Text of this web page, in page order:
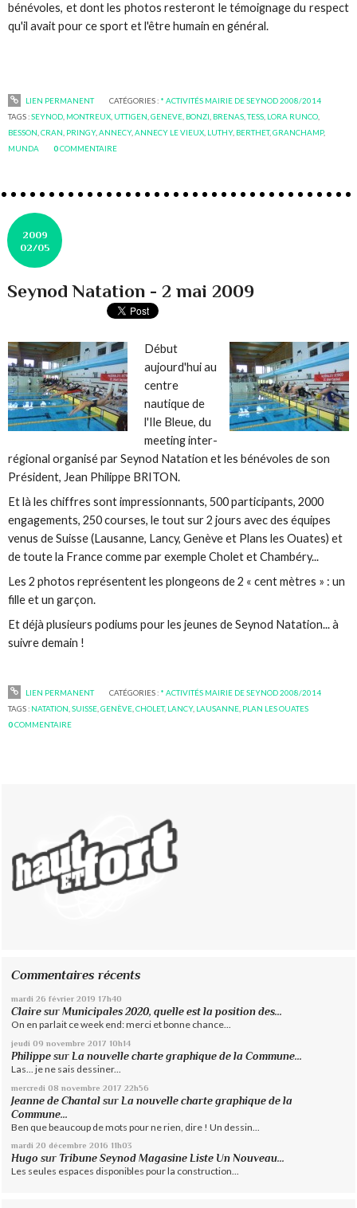
Commentaires récents
mardi 26 février 2019 17h40
Claire surMunicipales 2020, quelle est la position des...
On en parlait ce week end: merci et bonne chance...
jeudi 09 novembre 2017 10h14
Philippe sur La nouvelle charte graphique de la Commune...
Las... je ne sais dessiner...
mercredi 08 novembre 2017 22h56
Jeanne de Chantal sur La nouvelle charte graphique de la
Commune...
Ben que beaucoup de mots pour ne rien, dire ! Un dessin...
mardi 20 décembre 2016 11h03
Hugo surTribune Seynod Magasine Liste Un Nouveau...
Les seules espaces disponibles pour la construction...
bénévoles, et dont les photos resteront le témoignage du respect
qu'il avait pour ce sport et l'être humain en général.
LIEN PERMANENT CATÉGORIES : * ACTIVITÉS MAIRIE DE SEYNOD 2008/2014
TAGS :SEYNOD MONTREUX UTTIGEN ,GENEVE BONZI BRENAS ,TESS LORA RUNCO
BESSON ,CRAN PRINGY,ANNECY,ANNECY LE VIEUX LUTHY, BERTHET,GRANCHAMP,
MUNDA
0COMMENTAIRE
2009
02/05
Seynod Natation - 2 mai 2009
Début
aujourd'hui au
centre
nautique de
l'Ile Bleue, du
meeting inter-
régional organisé par Seynod Natation et les bénévoles de son
Président, Jean Philippe BRITON.
Et là les chiffres sont impressionnants, 500 participants, 2000
engagements, 250 courses, le tout sur 2 jours avec des équipes
venus de Suisse (Lausanne, Lancy, Genève et Plans les Ouates) et
de toute la France comme par exemple Cholet et Chambéry...
Les 2 photos représentent les plongeons de 2 « cent mètres » : un
fille et un garçon.
Et déjà plusieurs podiums pour les jeunes de Seynod Natation... à
suivre demain !
LIEN PERMANENT CATÉGORIES : * ACTIVITÉS MAIRIE DE SEYNOD 2008/2014
TAGS : NATATION ,SUISSE ,GENÈVE ,CHOLET, LANCY, LAUSANNE PLAN LES OUATES
0COMMENTAIRE